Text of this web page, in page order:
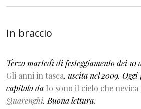
In braccio
Terzo martedì di festeggiamento dei 10
Gli anni in tasca, uscita nel 2009.
capitolo da Io sono il cielo che
Quarenghi. Buona lettura.